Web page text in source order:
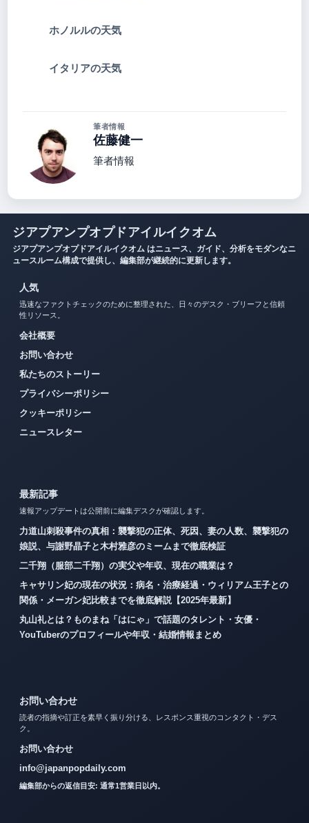
ホノルルの天気
イタリアの天気
筆者情報
佐藤健一
筆者情報
ジアプアンプオプドアイルイクオム
ジアプアンプオプドアイルイクオム はニュース、ガイド、分析をモダンなニ
ュースルーム構成で提供し、編集部が継続的に更新します。
人気
迅速なファクトチェックのために整理された、日々のデスク・ブリーフと信頼
性リソース。
会社概要
お問い合わせ
私たちのストーリー
プライバシーポリシー
クッキーポリシー
ニュースレター
最新記事
速報アップデートは公開前に編集デスクが確認します。
力道山刺殺事件の真相：襲撃犯の正体、死因、妻の人数、襲撃犯の
娘説、与謝野晶子と木村雅彦のミームまで徹底検証
二千翔（服部二千翔）の実父や年収、現在の職業は？
キャサリン妃の現在の状況：病名・治療経過・ウィリアム王子との
関係・メーガン妃比較までを徹底解説【2025年最新】
丸山礼とは？ものまね「はにゃ」で話題のタレント・女優・
YouTuberのプロフィールや年収・結婚情報まとめ
お問い合わせ
読者の指摘や訂正を素早く振り分ける、レスポンス重視のコンタクト・デス
ク。
お問い合わせ
info@japanpopdaily.com
編集部からの返信目安: 通常1営業日以内。